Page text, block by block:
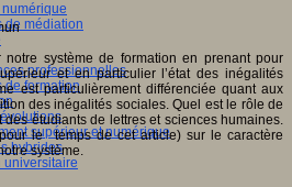
de médiation
professionnelles
de formation
supérieur et numérique
hybrides
universitaire
notre système de formation en prenant pour
et en particulier l’état des inégalités
est particulièrement différenciée quant aux
des inégalités sociales. Quel est le rôle de
étudiants de lettres et sciences humaines.
le temps de cet article) sur le caractère
système.